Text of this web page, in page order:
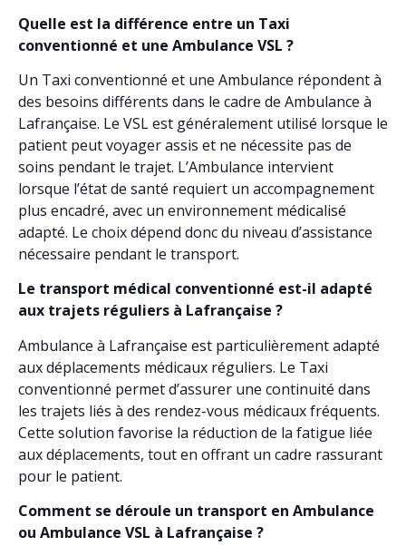
Quelle est la différence entre un Taxi
conventionné et une Ambulance VSL ?
Un Taxi conventionné et une Ambulance répondent à
des besoins différents dans le cadre de Ambulance à
Lafrançaise. Le VSL est généralement utilisé lorsque le
patient peut voyager assis et ne nécessite pas de
soins pendant le trajet. L’Ambulance intervient
lorsque l’état de santé requiert un accompagnement
plus encadré, avec un environnement médicalisé
adapté. Le choix dépend donc du niveau d’assistance
nécessaire pendant le transport.
Le transport médical conventionné est-il adapté
aux trajets réguliers à Lafrançaise ?
Ambulance à Lafrançaise est particulièrement adapté
aux déplacements médicaux réguliers. Le Taxi
conventionné permet d’assurer une continuité dans
les trajets liés à des rendez-vous médicaux fréquents.
Cette solution favorise la réduction de la fatigue liée
aux déplacements, tout en offrant un cadre rassurant
pour le patient.
Comment se déroule un transport en Ambulance
ou Ambulance VSL à Lafrançaise ?